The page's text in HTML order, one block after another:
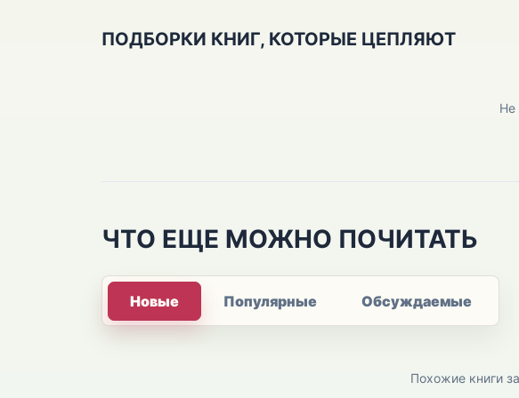
ПОДБОРКИ КНИГ, КОТОРЫЕ ЦЕПЛЯЮТ
Не
ЧТО ЕЩЕ МОЖНО ПОЧИТАТЬ
Новые Популярные Обсуждаемые
Похожие книги